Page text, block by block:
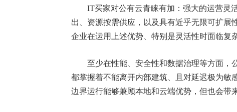
IT买家对公有云青睐有加：强大的运营灵
出、资源按需供应，以及具有近乎无限可扩展
企业在运用上述优势、特别是灵活性时面临复
至少在性能、安全性和数据治理等方面，
都掌握着不能离开内部建筑、且对延迟极为敏
边界运行能够兼顾本地和云端优势，但也会带